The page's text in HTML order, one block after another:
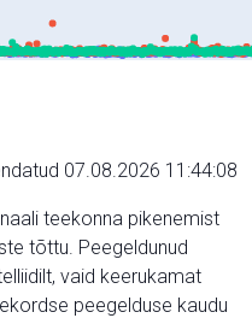
07.08.2026 11:44:08
teekonna pikenemist
tõttu. Peegeldunud
vaid keerukamat
peegelduse kaudu